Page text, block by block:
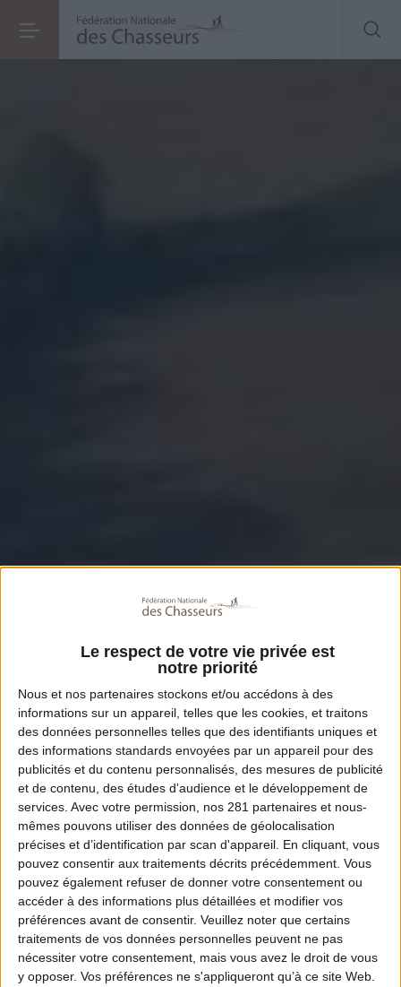
Le respect de votre vie privée est
notre priorité
Nous et nos partenaires stockons et/ou accédons à des
informations sur un appareil, telles que les cookies, et traitons
des données personnelles telles que des identifiants uniques et
des informations standards envoyées par un appareil pour des
publicités et du contenu personnalisés, des mesures de publicité
et de contenu, des études d'audience et le développement de
services. Avec votre permission, nos 281 partenaires et nous-
mêmes pouvons utiliser des données de géolocalisation
précises et d’identification par scan d'appareil. En cliquant, vous
pouvez consentir aux traitements décrits précédemment. Vous
pouvez également refuser de donner votre consentement ou
accéder à des informations plus détaillées et modifier vos
préférences avant de consentir. Veuillez noter que certains
traitements de vos données personnelles peuvent ne pas
nécessiter votre consentement, mais vous avez le droit de vous
y opposer. Vos préférences ne s'appliqueront qu’à ce site Web.